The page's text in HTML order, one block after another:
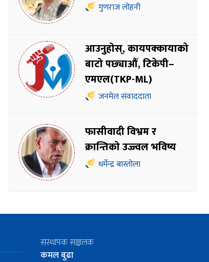
गुणराज लोहनी
आउनुहोस्, कायपक्कायाको
बाटो पछ्याऔँ, टिकेपी–
एमएल(TKP-ML)
जनमेल संवाददाता
फासीवादी विभ्रम र
क्रान्तिको उज्ज्वल भविष्य
धर्मेन्द्र बास्तोला
सस्थापक सञ्चालक
कमल बुढा